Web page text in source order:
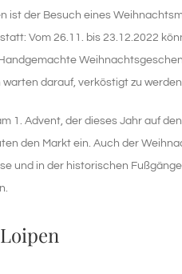
ist der Besuch eines
Vom 26.11. bis 23.12.2022
darauf, verköstigt zu
1. Advent, der dieses Jahr auf
den Markt ein. Auch der
und in der historischen